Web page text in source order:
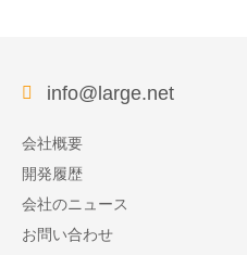
info@large.net
会社概要
開発履歴
会社のニュース
お問い合わせ